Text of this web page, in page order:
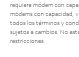
requiere módem con
módems con capacidad,
todos los términos y
sujetos a cambios. No
restricciones.